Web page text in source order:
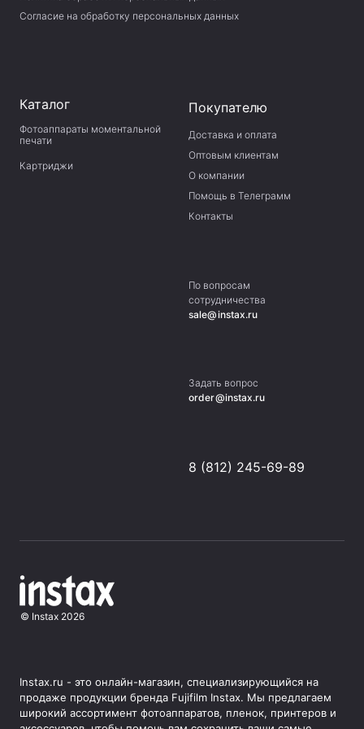
Согласие на обработку персональных данных
Каталог
Фотоаппараты моментальной
печати
Картриджи
Покупателю
Доставка и оплата
Оптовым клиентам
О компании
Помощь в Телеграмм
Контакты
По вопросам
сотрудничества
sale@instax.ru
Задать вопрос
order@instax.ru
8 (812) 245-69-89
© Instax 2026
Instax.ru - это онлайн-магазин, специализирующийся на
продаже продукции бренда Fujifilm Instax. Мы предлагаем
широкий ассортимент фотоаппаратов, пленок, принтеров и